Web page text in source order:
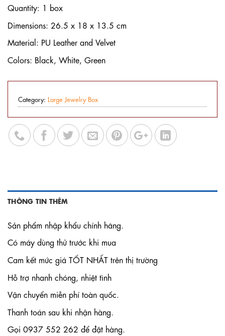
Quantity: 1 box
Dimensions: 26.5 x 18 x 13.5 cm
Material: PU Leather and Velvet
Colors: Black, White, Green
Category: Large Jewelry Box
THÔNG TIN THÊM
Sản phẩm nhập khẩu chính hãng.
Có máy dùng thử trước khi mua
Cam kết mức giá TỐT NHẤT trên thị trường
Hỗ trợ nhanh chóng, nhiệt tình
Vận chuyển miễn phí toàn quốc.
Thanh toán sau khi nhận hàng.
Gọi 0937 552 262 để đặt hàng.